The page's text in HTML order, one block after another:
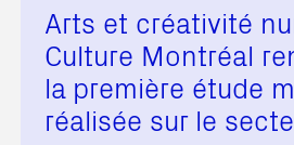
Arts et créativité
Culture Montréal
la première étude
réalisée sur le